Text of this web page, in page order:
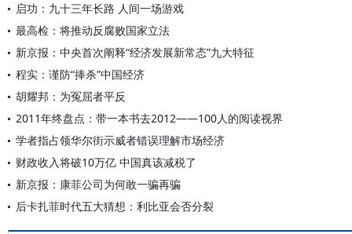
启功：九十三年长路 人间一场游戏
最高检：将推动反腐败国家立法
新京报：中央首次阐释“经济发展新常态”九大特征
程实：谨防“捧杀”中国经济
胡耀邦：为冤屈者平反
2011年终盘点：带一本书去2012——100人的阅读视界
学者指占领华尔街示威者错误理解市场经济
财政收入将破10万亿 中国真该减税了
新京报：康菲公司为何敢一骗再骗
后卡扎菲时代五大猜想：利比亚会否分裂